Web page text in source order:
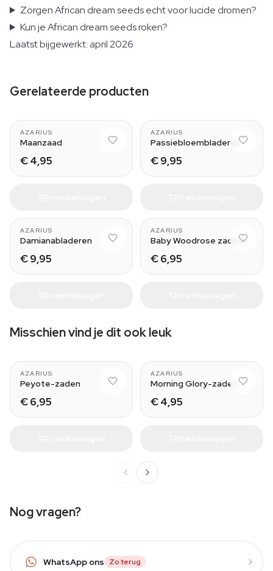
Zorgen African dream seeds echt voor lucide dromen?
Kun je African dream seeds roken?
Laatst bijgewerkt: april 2026
Gerelateerde producten
AZARIUS
Maanzaad
€ 4,95
AZARIUS
Passiebloembladeren
€ 9,95
AZARIUS
Damianabladeren
€ 9,95
AZARIUS
Baby Woodrose zaden
€ 6,95
Misschien vind je dit ook leuk
AZARIUS
Peyote-zaden
€ 6,95
AZARIUS
Morning Glory-zaden
€ 4,95
Nog vragen?
WhatsApp ons Zo terug